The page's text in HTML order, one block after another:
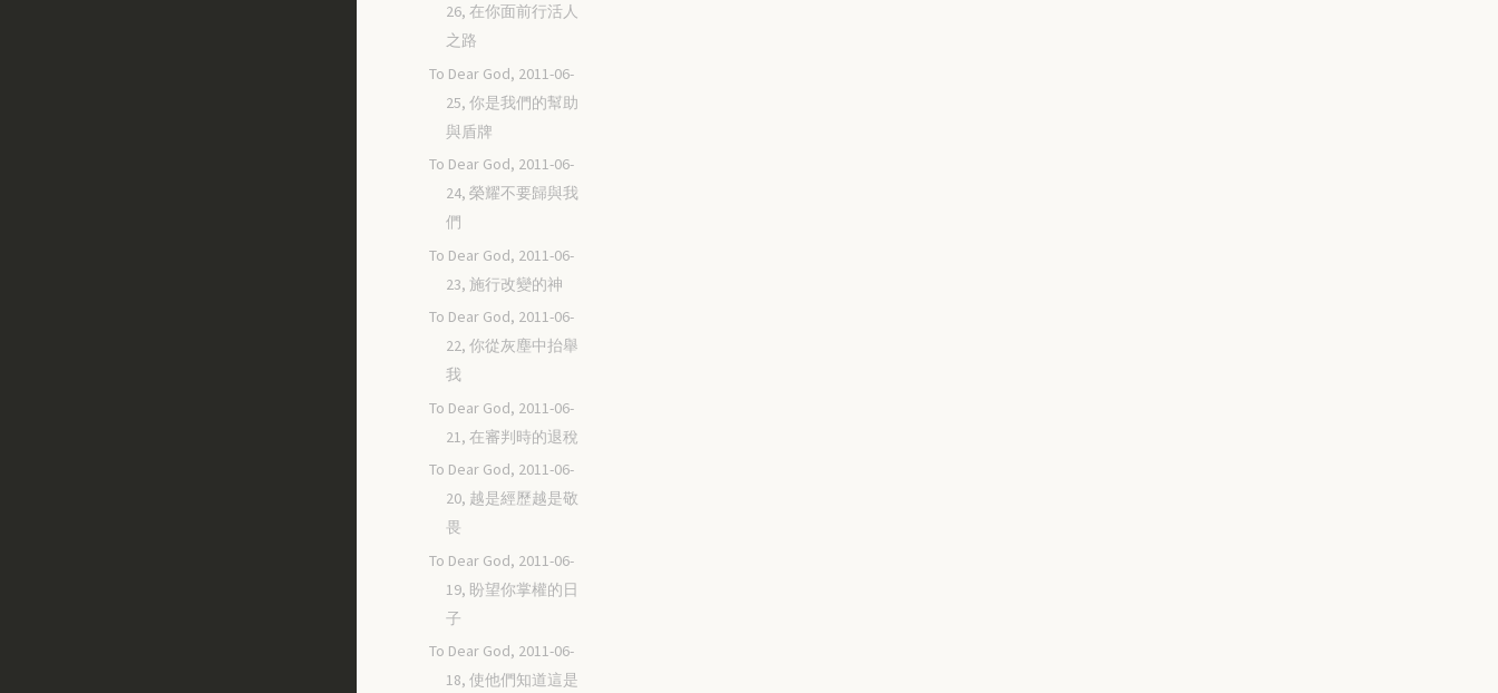
26, 在你面前行活人
之路
To Dear God, 2011-06-
25, 你是我們的幫助
與盾牌
To Dear God, 2011-06-
24, 榮耀不要歸與我
們
To Dear God, 2011-06-
23, 施行改變的神
To Dear God, 2011-06-
22, 你從灰塵中抬舉
我
To Dear God, 2011-06-
21, 在審判時的退稅
To Dear God, 2011-06-
20, 越是經歷越是敬
畏
To Dear God, 2011-06-
19, 盼望你掌權的日
子
To Dear God, 2011-06-
18, 使他們知道這是